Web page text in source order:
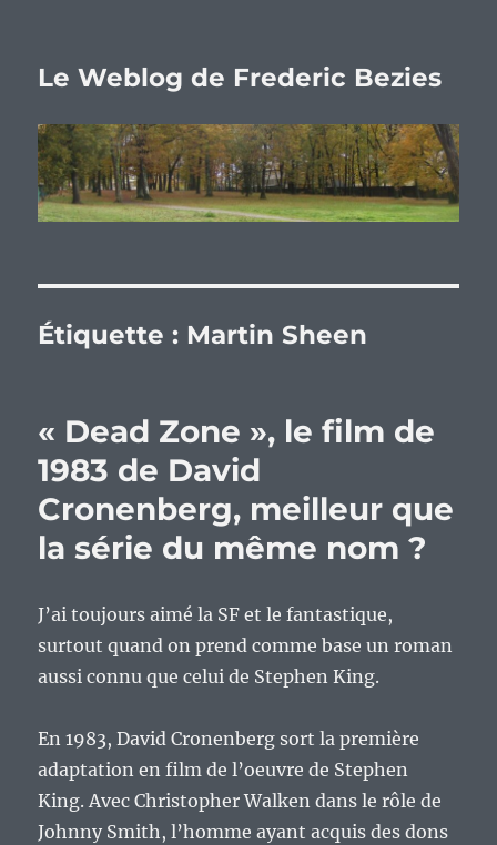
Le Weblog de Frederic Bezies
Étiquette : Martin Sheen
« Dead Zone », le film de
1983 de David
Cronenberg, meilleur que
la série du même nom ?
J’ai toujours aimé la SF et le fantastique,
surtout quand on prend comme base un roman
aussi connu que celui de Stephen King.
En 1983, David Cronenberg sort la première
adaptation en film de l’oeuvre de Stephen
King. Avec Christopher Walken dans le rôle de
Johnny Smith, l’homme ayant acquis des dons